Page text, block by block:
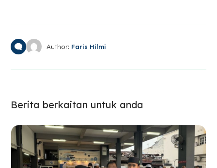
Author: Faris Hilmi
Berita berkaitan untuk anda